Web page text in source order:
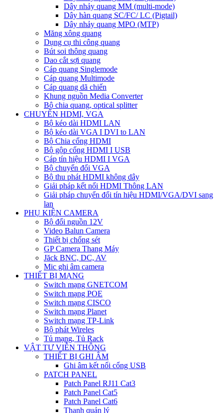
Dây nhảy quang MM (multi-mode)
Dây hàn quang SC/FC/ LC (Pigtail)
Dây nhảy quang MPO (MTP)
Măng xông quang
Dụng cụ thi công quang
Bút soi thông quang
Dao cắt sợi quang
Cáp quang Singlemode
Cáp quang Multimode
Cáp quang dã chiến
Khung nguồn Media Converter
Bộ chia quang, optical splitter
CHUYỂN HDMI, VGA
Bộ kéo dài HDMI LAN
Bộ kéo dài VGA I DVI to LAN
Bộ Chia cổng HDMI
Bộ gộp cổng HDMI I USB
Cáp tín hiệu HDMI I VGA
Bộ chuyển đổi VGA
Bộ thu phát HDMI không dây
Giải pháp kết nối HDMI Thông LAN
Giải pháp chuyển đổi tín hiệu HDMI/VGA/DVI sang
lan
PHỤ KIỆN CAMERA
Bộ đổi nguồn 12V
Video Balun Camera
Thiết bị chống sét
GP Camera Thang Máy
Jăck BNC, DC, AV
Mic ghi âm camera
THIẾT BỊ MẠNG
Switch mạng GNETCOM
Switch mạng POE
Switch mạng CISCO
Switch mạng Planet
Switch mạng TP-Link
Bộ phát Wireles
Tủ mạng, Tủ Rack
VẬT TƯ VIỄN THÔNG
THIẾT BỊ GHI ÂM
Ghi âm kết nối cổng USB
PATCH PANEL
Patch Panel RJ11 Cat3
Patch Panel Cat5
Patch Panel Cat6
Thanh quản lý